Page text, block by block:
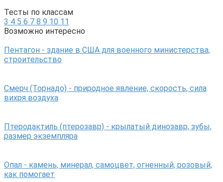
Тесты по классам
3 4 5 6 7 8 9 10 11
Возможно интересно
Пентагон - здание в США для военного министерства,
строительство
Смерч (Торнадо) - природное явление, скорость, сила
вихря воздуха
Птеродактиль (птерозавр) - крылатый динозавр, зубы,
размер экземпляра
Опал - камень, минерал, самоцвет, огненный, розовый,
как помогает